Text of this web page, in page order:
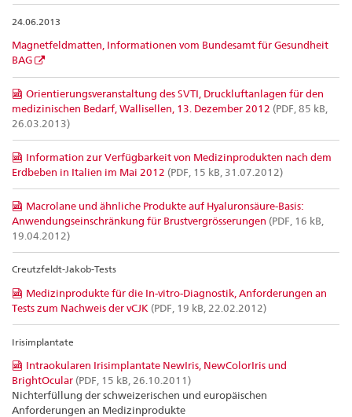
24.06.2013
Magnetfeldmatten, Informationen vom Bundesamt für Gesundheit
BAG
Orientierungsveranstaltung des SVTI, Druckluftanlagen für den
medizinischen Bedarf, Wallisellen, 13. Dezember 2012 (PDF, 85 kB,
26.03.2013)
Information zur Verfügbarkeit von Medizinprodukten nach dem
Erdbeben in Italien im Mai 2012 (PDF, 15 kB, 31.07.2012)
Macrolane und ähnliche Produkte auf Hyaluronsäure-Basis:
Anwendungseinschränkung für Brustvergrösserungen (PDF, 16 kB,
19.04.2012)
Creutzfeldt-Jakob-Tests
Medizinprodukte für die In-vitro-Diagnostik, Anforderungen an
Tests zum Nachweis der vCJK (PDF, 19 kB, 22.02.2012)
Irisimplantate
Intraokularen Irisimplantate NewIris, NewColorIris und
BrightOcular (PDF, 15 kB, 26.10.2011)
Nichterfüllung der schweizerischen und europäischen
Anforderungen an Medizinprodukte